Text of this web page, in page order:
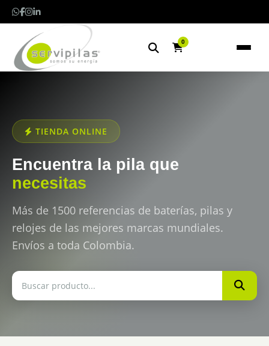
0
TIENDA ONLINE
Encuentra la pila que
necesitas
Más de 1500 referencias de baterías, pilas y
relojes de las mejores marcas mundiales.
Envíos a toda Colombia.